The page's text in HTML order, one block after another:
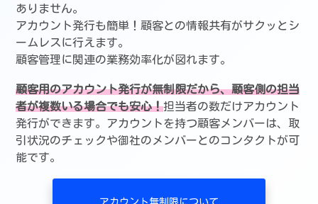
ありません。
アカウント発行も簡単！顧客との情報共有がサクッとシ
ームレスに行えます。
顧客管理に関連の業務効率化が図れます。
顧客用のアカウント発行が無制限だから、顧客側の担当
者が複数いる場合でも安心！担当者の数だけアカウント
発行ができます。アカウントを持つ顧客メンバーは、取
引状況のチェックや御社のメンバーとのコンタクトが可
能です。
アカウント無制限について